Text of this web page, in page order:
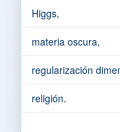
Higgs,
materia oscura,
regularización
religión.